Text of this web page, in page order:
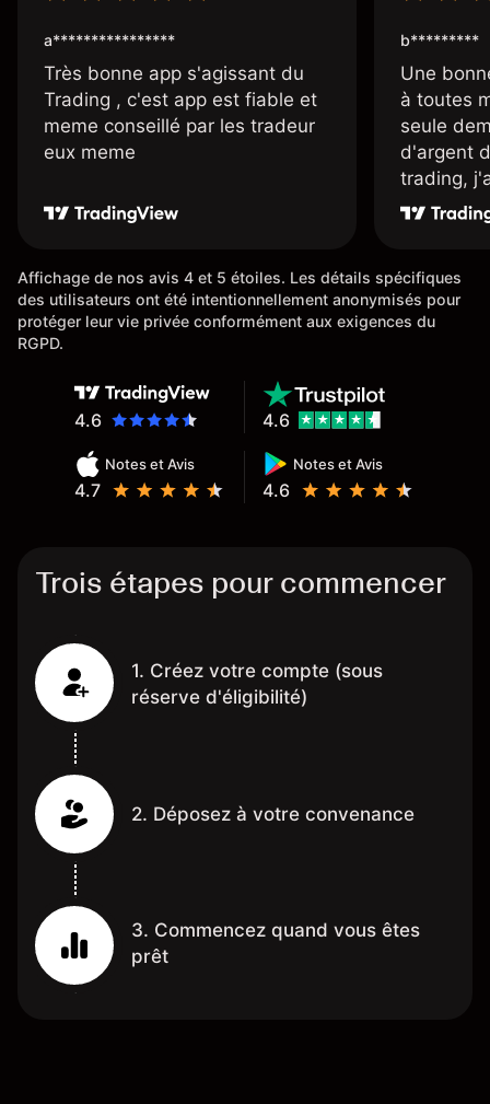
a****************
Très bonne app s'agissant du
Trading , c'est app est fiable et
meme conseillé par les tradeur
eux meme
b*********
Une
à toutes
seule
d'argent
trading,
une carte
Affichage de nos avis 4 et 5 étoiles. Les détails spécifiques
des utilisateurs ont été intentionnellement anonymisés pour
protéger leur vie privée conformément aux exigences du
RGPD.
4.6
Notes et Avis
4.7
Notes et Avis
4.6
4.6
Trois étapes pour commencer
1. Créez votre compte (sous
réserve d'éligibilité)
2. Déposez à votre convenance
3. Commencez quand vous êtes
prêt